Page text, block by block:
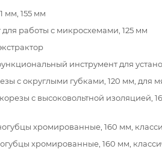
мм, 155 мм
для работы с микросхемами, 125 мм
инструмент для
с округлыми губками, 120 мм, для
с высоковольтной изоляцией,
хромированные, 160 мм,
хромированные, 160 мм,